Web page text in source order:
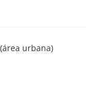
urbana)